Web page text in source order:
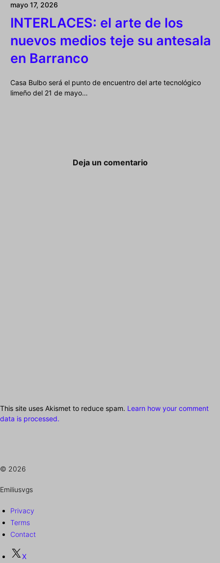
mayo 17, 2026
INTERLACES: el arte de los
nuevos medios teje su antesala
en Barranco
Casa Bulbo será el punto de encuentro del arte tecnológico
limeño del 21 de mayo…
Deja un comentario
This site uses Akismet to reduce spam. Learn how your comment
data is processed.
© 2026
Emiliusvgs
Privacy
Terms
Contact
X